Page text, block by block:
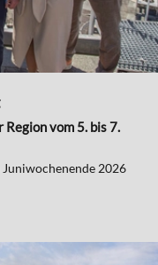
vom 5. bis 7.
2026